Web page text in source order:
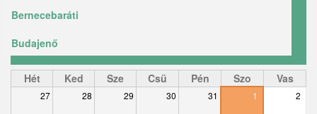
Bernecebaráti
Budajenő
Ceglédbercel
Csemő
Hét Ked Sze Csü Pén Szo Vas
27 28 29 30 31 1 2